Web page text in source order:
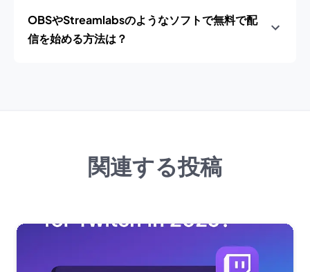
OBSやStreamlabsのようなソフトで無料で配
信を始める方法は？
関連する投稿